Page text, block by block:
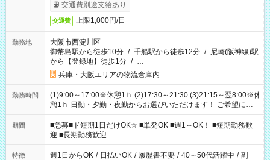
交通費別途支給あり
交通費 上限1,000円/日
勤務地
大阪市西淀川区
御幣島駅から徒歩10分 / 千船駅から徒歩12分 / 尼崎(阪神線)駅
から【登録地】徒歩1分 / …
兵庫・大阪エリアの物流倉庫内
勤務時間
(1)9:00～17:00※休憩1ｈ (2)17:30～21:30 (3)21:15～翌8:00※休
憩1ｈ 日勤・夕勤・夜勤からお選びいただけます！ ご希望に合
わせて働けるお仕事です(*^^*) 【その他選べる勤務時間】 8-17
時/9-17時/9-18時/10-18時/11-21時/18-22時/20-翌4時/21-翌5
時/22-翌6時/0-翌8時 ご自身のご都合で選んで頂ける完全自由シ
フト！
期間
■急募■ド短期1日だけOK☆ ■単発OK ■週1～OK！ ■短期勤務歓
迎 ■長期勤務歓迎
特徴 週1日からOK / 日払いOK / 履歴書不要 / 40～50代活躍中 / 副